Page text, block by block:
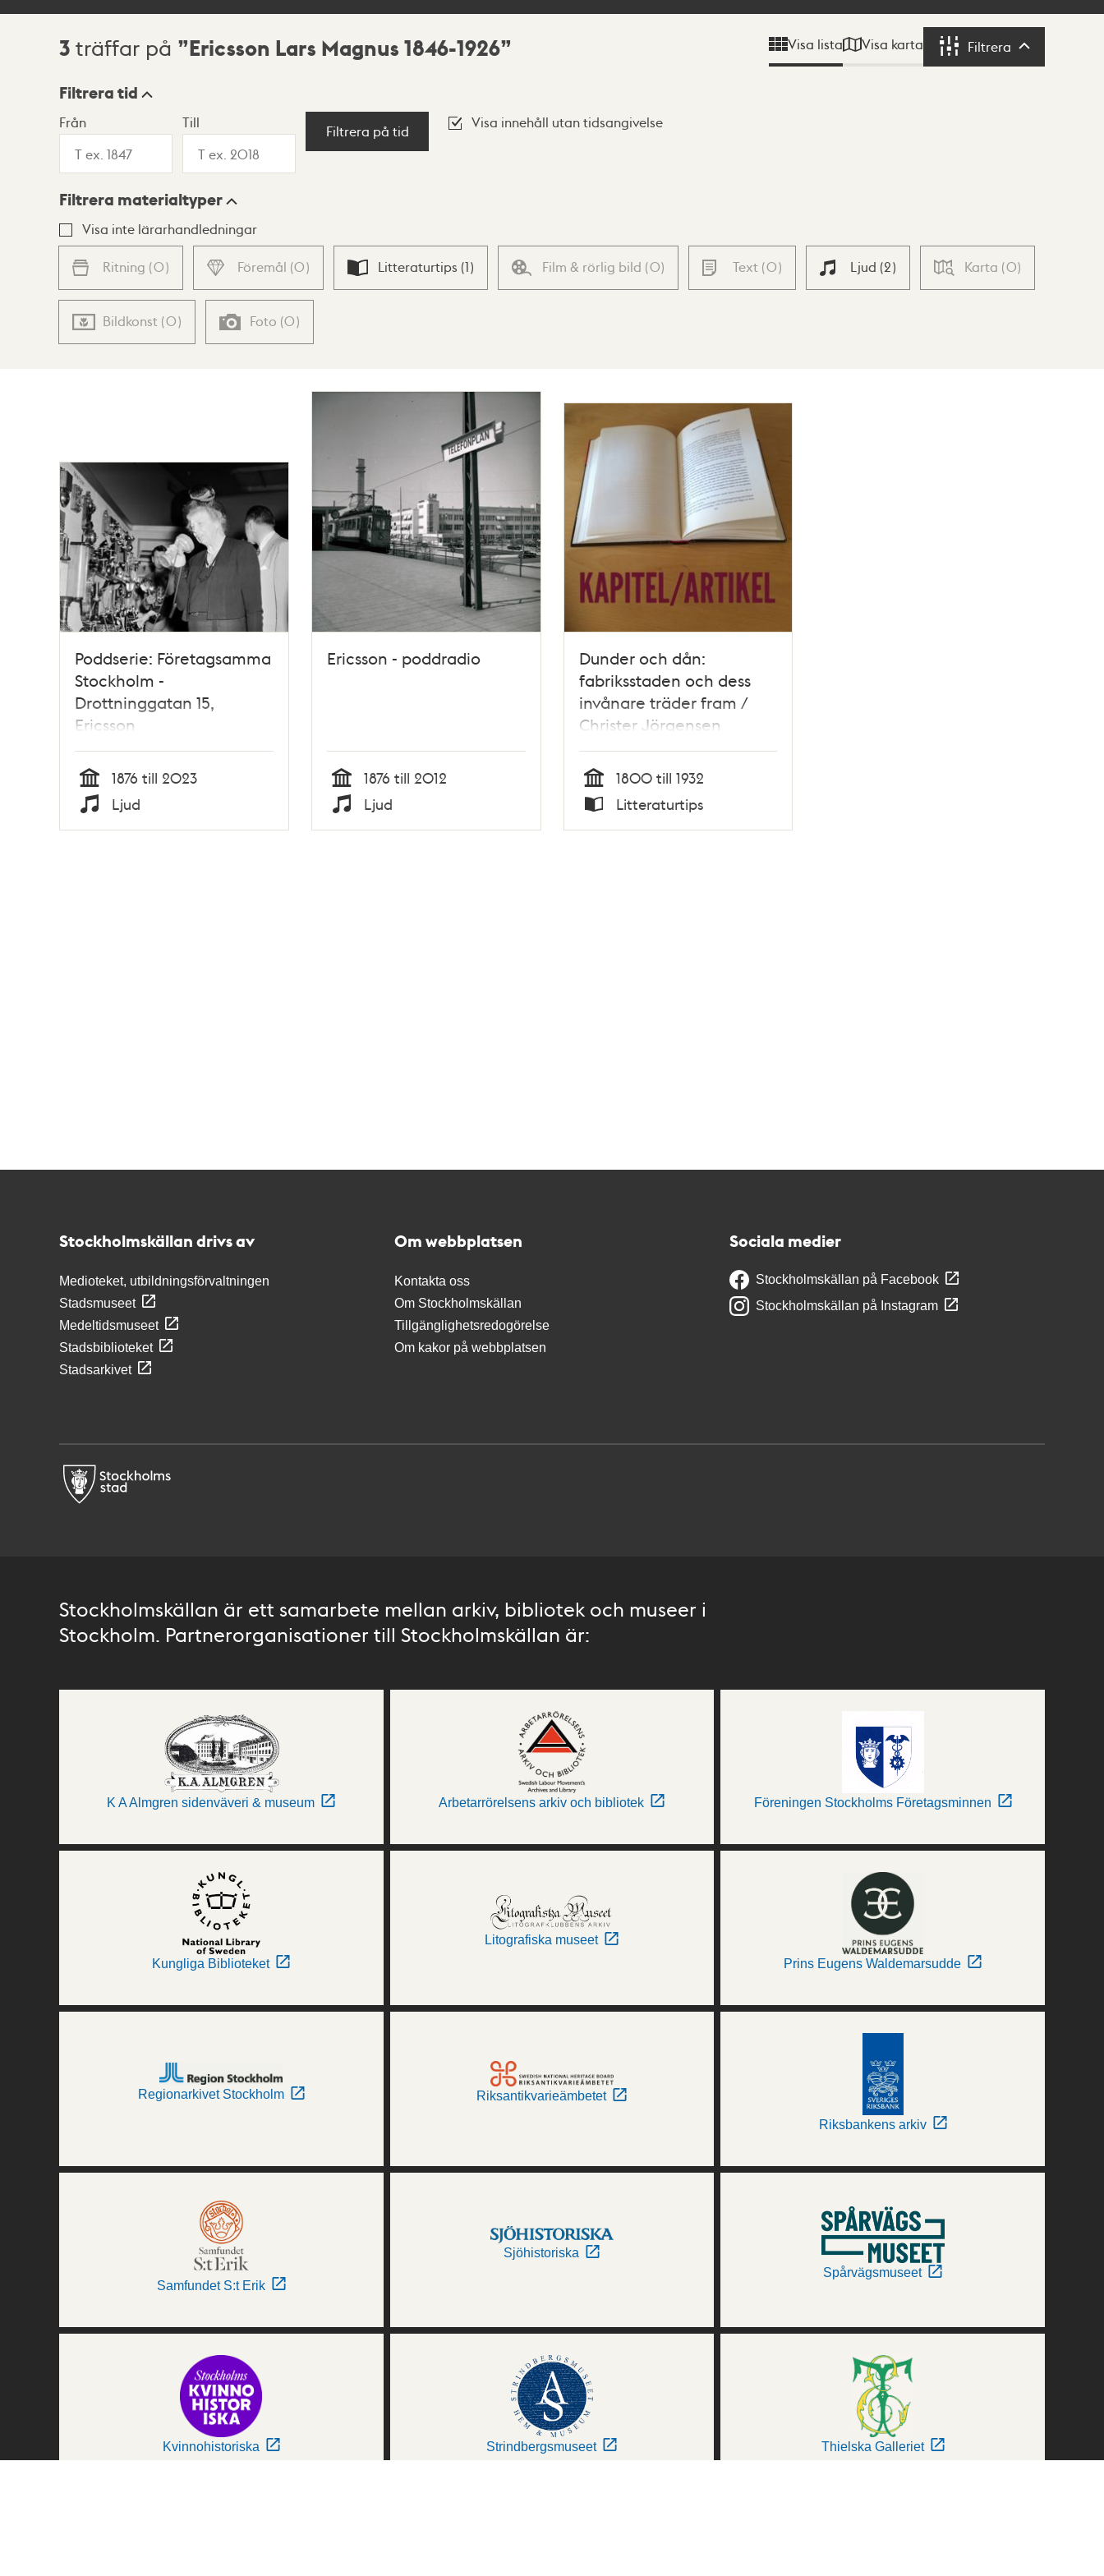
Sökresultat
3 träffar på Ericsson Lars Magnus 1846-1926 Visa lista Visa karta Filtrera Filtrera
Visningsläge
Lista Karta
Filtrera tid
Från Till
Filtrera på tid
Visa innehåll utan tidsangivelse
Filtrera materialtyper
Visa inte lärarhandledningar
Ritning (0) Föremål (0) Litteraturtips (1) Film & rörlig bild (0) Text (0) Ljud (2) Karta (0)
Bildkonst (0) Foto (0)
Poddserie: Företagsamma
Stockholm -
Drottninggatan 15,
Ericsson
Tid
1876 till 2023
Typ
Ljud
Ericsson - poddradio
Tid
1876 till 2012
Typ
Ljud
Dunder och dån:
fabriksstaden och dess
invånare träder fram /
Christer Jörgensen
Tid
1800 till 1932
Typ
Litteraturtips
Stockholmskällan drivs av
Medioteket, utbildningsförvaltningen
Stadsmuseet
Medeltidsmuseet
Stadsbiblioteket
Stadsarkivet
Om webbplatsen
Kontakta oss
Om Stockholmskällan
Tillgänglighetsredogörelse
Om kakor på webbplatsen
Sociala medier
Stockholmskällan på Facebook
Stockholmskällan på Instagram
Stockholmskällan är ett samarbete mellan arkiv, bibliotek och museer i
Stockholm. Partnerorganisationer till Stockholmskällan är:
K A Almgren sidenväveri & museum Arbetarrörelsens arkiv och bibliotek Föreningen Stockholms Företagsminnen
Kungliga Biblioteket
Litografiska museet
Prins Eugens Waldemarsudde
Regionarkivet Stockholm Riksantikvarieämbetet
Riksbankens arkiv
Samfundet S:t Erik
Sjöhistoriska
Spårvägsmuseet
Kvinnohistoriska Strindbergsmuseet Thielska Galleriet